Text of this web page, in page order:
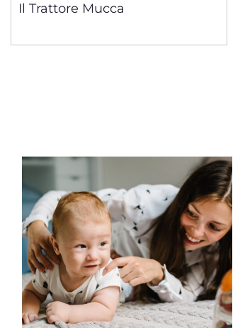
Il Trattore Mucca